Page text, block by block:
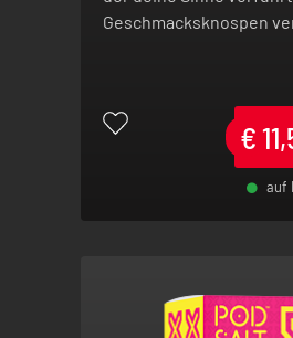
€
auf
Geschmacksknospen